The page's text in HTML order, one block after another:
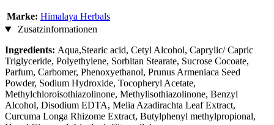
Marke: Himalaya Herbals
Zusatzinformationen
Ingredients: Aqua,Stearic acid, Cetyl Alcohol, Caprylic/ Capric
Triglyceride, Polyethylene, Sorbitan Stearate, Sucrose Cocoate,
Parfum, Carbomer, Phenoxyethanol, Prunus Armeniaca Seed
Powder, Sodium Hydroxide, Tocopheryl Acetate,
Methylchloroisothiazolinone, Methylisothiazolinone, Benzyl
Alcohol, Disodium EDTA, Melia Azadirachta Leaf Extract,
Curcuma Longa Rhizome Extract, Butylphenyl methylpropional,